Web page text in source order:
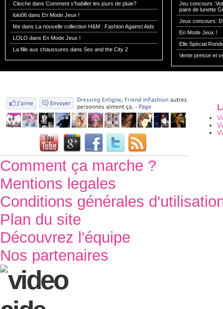
Clioche dans Comment s’habiller les jours de pluie?
lolo06 dans En Mode Jeux !
fée dans La nouvelle collection H&M : Fashion Against Aids
LOLO dans En Mode Jeux !
La fille aux chaussures dans Sex and the City 2
Jeu concours
paire de lunette
Jeux concours:
En Mode Jeux !
Elle Spécial
Vente presse et
Comment ça marche ?
Mentions legales
Conditions générales
Plan du site
Découvrez l'équipe
Nos partenaires